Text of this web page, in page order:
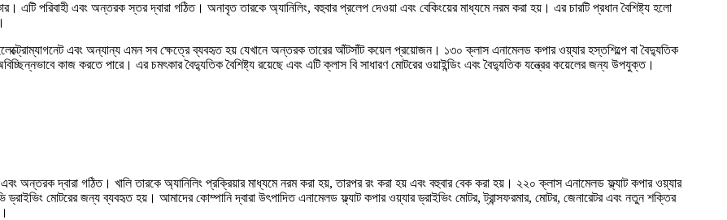
এটি পরিবাহী এবং অন্তরক স্তর দ্বারা গঠিত। অনাবৃত তারকে অ্যানিলিং, বহুবার প্রলেপ দেওয়া এবং বেকিংয়ের মাধ্যমে নরম করা হয়। এর চারটি প্রধান বৈশিষ্ট্য হলো
ইলেক্ট্রোম্যাগনেট এবং অন্যান্য এমন সব ক্ষেত্রে ব্যবহৃত হয় যেখানে অন্তরক তারের আঁটসাঁট কয়েল প্রয়োজন। ১৩০ ক্লাস এনামেলড কপার ওয়্যার হস্তশিল্পে বা বৈদ্যুতিক
কাজ করতে পারে। এর চমৎকার বৈদ্যুতিক বৈশিষ্ট্য রয়েছে এবং এটি ক্লাস বি সাধারণ মোটরের ওয়াইন্ডিং এবং বৈদ্যুতিক যন্ত্রের কয়েলের জন্য উপযুক্ত।
অন্তরক দ্বারা গঠিত। খালি তারকে অ্যানিলিং প্রক্রিয়ার মাধ্যমে নরম করা হয়, তারপর রং করা হয় এবং বহুবার বেক করা হয়। ২২০ ক্লাস এনামেলড ফ্ল্যাট কপার ওয়্যার
ড্রাইভিং মোটরের জন্য ব্যবহৃত হয়। আমাদের কোম্পানি দ্বারা উৎপাদিত এনামেলড ফ্ল্যাট কপার ওয়্যার ড্রাইভিং মোটর, ট্রান্সফরমার, মোটর, জেনারেটর এবং নতুন শক্তির